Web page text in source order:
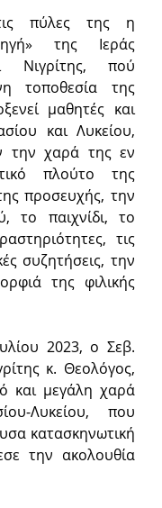
πύλες της η
της Ιεράς
Νιγρίτης, πού
τοποθεσία της
μαθητές και
και Λυκείου,
την χαρά της εν
πλούτο της
προσευχής, την
το παιχνίδι, το
τις
συζητήσεις, την
της φιλικής
2023, ο Σεβ.
κ. Θεολόγος,
και μεγάλη χαρά
Λυκείου, που
κατασκηνωτική
την ακολουθία